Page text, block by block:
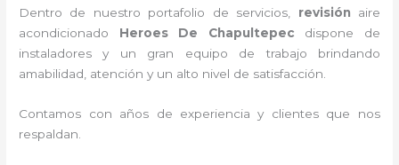
Dentro de nuestro portafolio de servicios, revisión aire
acondicionado Heroes De Chapultepec dispone de
instaladores y un gran equipo de trabajo brindando
amabilidad, atención y un alto nivel de satisfacción.
Contamos con años de experiencia y clientes que nos
respaldan.